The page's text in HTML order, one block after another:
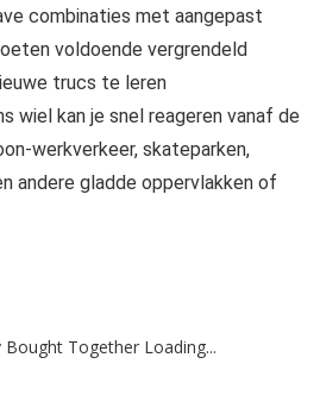
combinaties met aangepast
voldoende vergrendeld
trucs te leren
wiel kan je snel reageren vanaf de
werkverkeer, skateparken,
andere gladde oppervlakken of
Bought Together Loading...